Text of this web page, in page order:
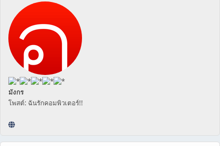
มังกร
โพสต์: ฉันรักคอมพิวเตอร์!!